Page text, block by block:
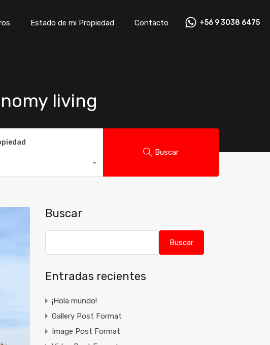
Estado de mi Propiedad Contacto +56 9 3038 6475
Estado de mi Propiedad Contacto +56 9 3038 6475
living
Buscar
Buscar
Buscar
Entradas recientes
¡Hola mundo!
Gallery Post Format
Image Post Format